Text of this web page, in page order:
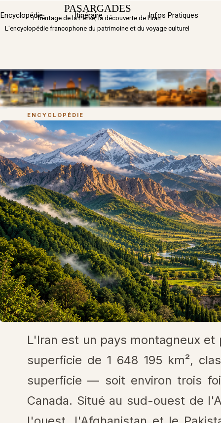
PASARGADES Sauter
Encyclopédie Itinéraire ▼
Infos Pratiques
L'héritage de la Perse, la découverte de l'Iran
L'encyclopédie francophone du patrimoine et du voyage culturel
ENCYCLOPÉDIE
L'Iran est un pays montagneux
superficie de 1 648 195 km²,
superficie — soit environ trois
Canada. Situé au sud-ouest de